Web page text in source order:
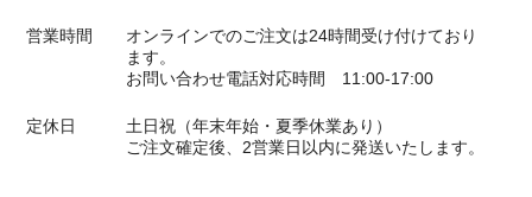
営業時間
オンラインでのご注文は24時間受け付けており
ます。
お問い合わせ電話対応時間 11:00-17:00
定休日
土日祝（年末年始・夏季休業あり）
ご注文確定後、2営業日以内に発送いたします。